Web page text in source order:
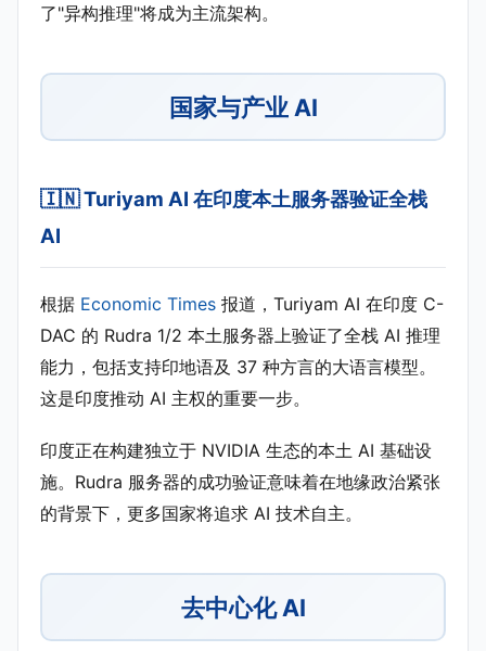
了"异构推理"将成为主流架构。
国家与产业 AI
🇮🇳 Turiyam AI 在印度本土服务器验证全栈
AI
根据 Economic Times 报道，Turiyam AI 在印度 C-
DAC 的 Rudra 1/2 本土服务器上验证了全栈 AI 推理
能力，包括支持印地语及 37 种方言的大语言模型。
这是印度推动 AI 主权的重要一步。
印度正在构建独立于 NVIDIA 生态的本土 AI 基础设
施。Rudra 服务器的成功验证意味着在地缘政治紧张
的背景下，更多国家将追求 AI 技术自主。
去中心化 AI